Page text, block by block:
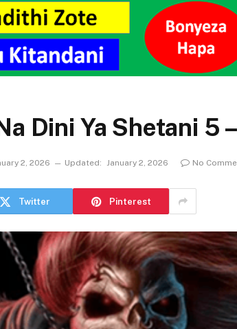
Dini Ya Shetani 5
2, 2026 Updated: January 2, 2026 No
Twitter Pinterest